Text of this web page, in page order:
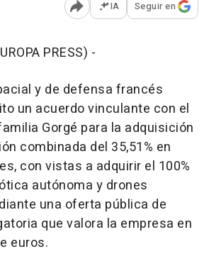
Abrir opciones para
IA Seguir en
PRESS) -
y de defensa francés
un acuerdo vinculante con el
Gorgé para la adquisición
combinada del 35,51% en
con vistas a adquirir el 100%
autónoma y drones
una oferta pública de
que valora la empresa en
euros.